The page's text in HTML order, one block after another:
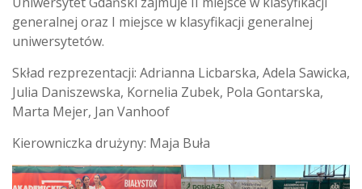
generalnej oraz I miejsce w klasyfikacji generalnej
uniwersytetów.
Skład rezprezentacji: Adrianna Licbarska, Adela Sawicka,
Julia Daniszewska, Kornelia Zubek, Pola Gontarska,
Marta Mejer, Jan Vanhoof
Kierowniczka drużyny: Maja Buła